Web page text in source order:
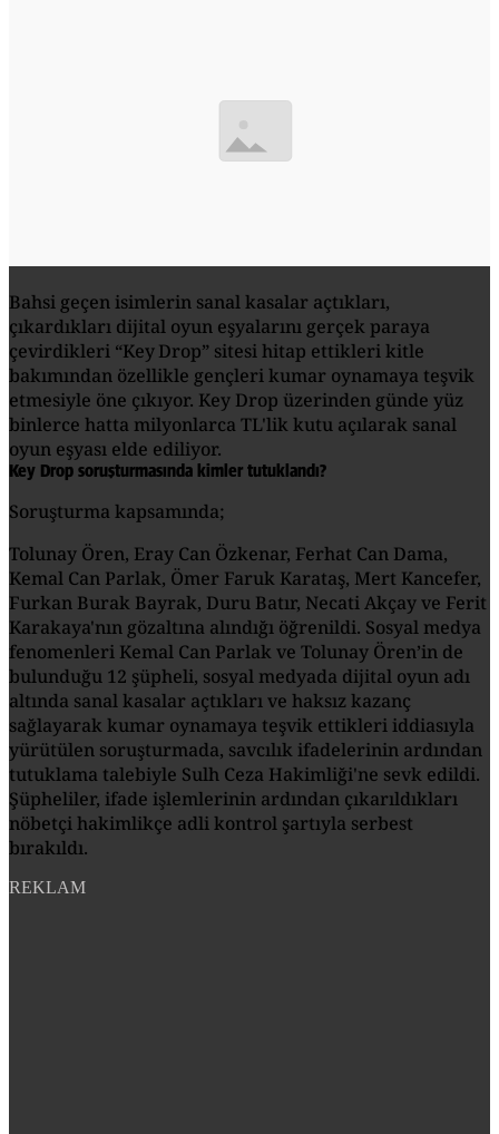
Bahsi geçen isimlerin sanal kasalar açtıkları,
çıkardıkları dijital oyun eşyalarını gerçek paraya
çevirdikleri “Key Drop” sitesi hitap ettikleri kitle
bakımından özellikle gençleri kumar oynamaya teşvik
etmesiyle öne çıkıyor. Key Drop üzerinden günde yüz
binlerce hatta milyonlarca TL'lik kutu açılarak sanal
oyun eşyası elde ediliyor.
Key Drop soruşturmasında kimler tutuklandı?
Soruşturma kapsamında;
Tolunay Ören, Eray Can Özkenar, Ferhat Can Dama,
Kemal Can Parlak, Ömer Faruk Karataş, Mert Kancefer,
Furkan Burak Bayrak, Duru Batır, Necati Akçay ve Ferit
Karakaya'nın gözaltına alındığı öğrenildi. Sosyal medya
fenomenleri Kemal Can Parlak ve Tolunay Ören’in de
bulunduğu 12 şüpheli, sosyal medyada dijital oyun adı
altında sanal kasalar açtıkları ve haksız kazanç
sağlayarak kumar oynamaya teşvik ettikleri iddiasıyla
yürütülen soruşturmada, savcılık ifadelerinin ardından
tutuklama talebiyle Sulh Ceza Hakimliği'ne sevk edildi.
Şüpheliler, ifade işlemlerinin ardından çıkarıldıkları
nöbetçi hakimlikçe adli kontrol şartıyla serbest
bırakıldı.
REKLAM